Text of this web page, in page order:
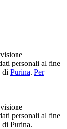
personali al fine
di Purina. Per
personali al fine
di Purina.